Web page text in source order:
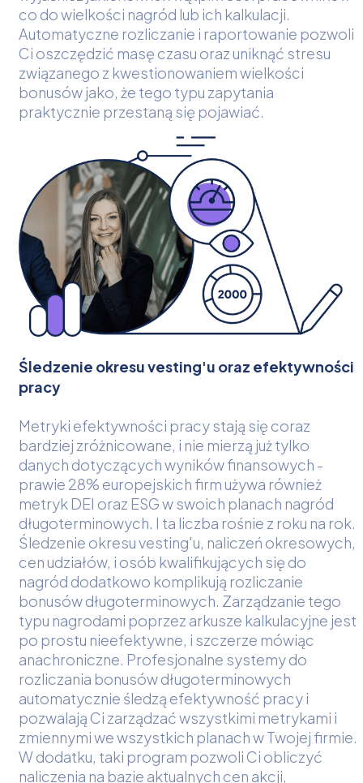
co do wielkości nagród lub ich kalkulacji.
Automatyczne rozliczanie i raportowanie pozwoli
Ci oszczędzić masę czasu oraz uniknąć stresu
związanego z kwestionowaniem wielkości
bonusów jako, że tego typu zapytania
praktycznie przestaną się pojawiać.
Śledzenie okresu vesting'u oraz efektywności
pracy
Metryki efektywności pracy stają się coraz
bardziej zróżnicowane, i nie mierzą już tylko
danych dotyczących wyników finansowych -
prawie 28% europejskich firm używa również
metryk DEI oraz ESG w swoich planach nagród
długoterminowych. I ta liczba rośnie z roku na rok.
Śledzenie okresu vesting'u, naliczeń okresowych,
cen udziałów, i osób kwalifikujących się do
nagród dodatkowo komplikują rozliczanie
bonusów długoterminowych. Zarządzanie tego
typu nagrodami poprzez arkusze kalkulacyjne jest
po prostu nieefektywne, i szczerze mówiąc
anachroniczne. Profesjonalne systemy do
rozliczania bonusów długoterminowych
automatycznie śledzą efektywność pracy i
pozwalają Ci zarządzać wszystkimi metrykami i
zmiennymi we wszystkich planach w Twojej firmie.
W dodatku, taki program pozwoli Ci obliczyć
naliczenia na bazie aktualnych cen akcji,